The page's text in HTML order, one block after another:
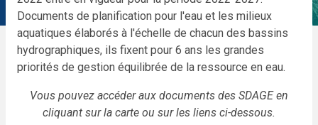
Documents de planification pour l'eau et les milieux
aquatiques élaborés à l'échelle de chacun des bassins
hydrographiques, ils fixent pour 6 ans les grandes
priorités de gestion équilibrée de la ressource en eau.
Vous pouvez accéder aux documents des SDAGE en
cliquant sur la carte ou sur les liens ci-dessous.